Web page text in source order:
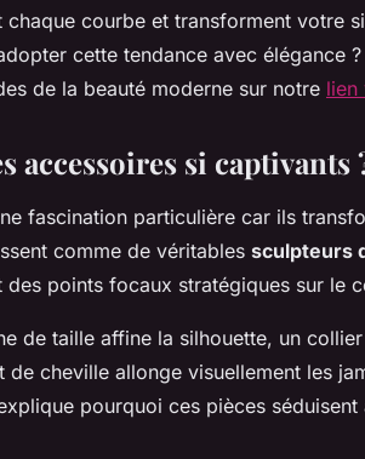
chaque courbe et transforment votre
cette tendance avec élégance
de la beauté moderne sur notre lien
accessoires si captivants
fascination particulière car ils
comme de véritables sculpteurs
des points focaux stratégiques sur le
de taille affine la silhouette, un
cheville allonge visuellement les
pourquoi ces pièces séduisent